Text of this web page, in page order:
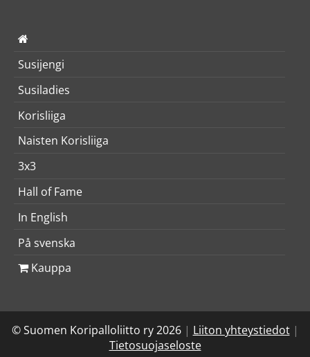
Susijengi
Susiladies
Korisliiga
Naisten Korisliiga
3x3
Hall of Fame
In English
På svenska
Kauppa
© Suomen Koripalloliitto ry 2026 | Liiton yhteystiedot |
Tietosuojaseloste